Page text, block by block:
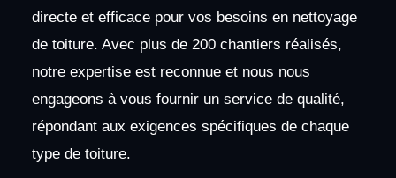
directe et efficace pour vos besoins en nettoyage
de toiture. Avec plus de 200 chantiers réalisés,
notre expertise est reconnue et nous nous
engageons à vous fournir un service de qualité,
répondant aux exigences spécifiques de chaque
type de toiture.